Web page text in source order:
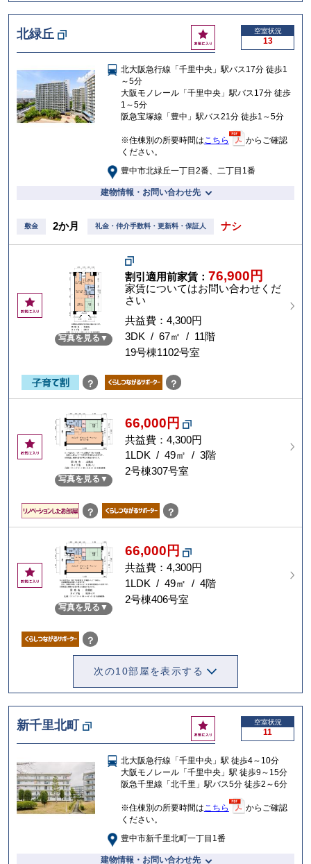
北緑丘
お
気
入
空室状況
13
北大阪急行線「千里中央」駅バス17分 徒歩1
～5分
大阪モノレール「千里中央」駅バス17分 徒歩
1～5分
阪急宝塚線「豊中」駅バス21分 徒歩1～5分
※住棟別の所要時間は こちら
からご確認
ください。
豊中市北緑丘一丁目2番、二丁目1番
建物情報・お問い合わせ先
敷金 2か月 礼金・仲介手数料・更新料・保証人 ナシ
お
気
写真を見る
割引適用前家賃：76,900円
家賃についてはお問い合わせくだ
さい
共益費：4,300円
3DK / 67㎡ / 11階
19号棟1102号室
？ ？
お
気
写真を見る
66,000円
共益費：4,300円
1LDK / 49㎡ / 3階
2号棟307号室
？ ？
お
気
写真を見る
66,000円
共益費：4,300円
1LDK / 49㎡ / 4階
2号棟406号室
？
次の10部屋を表示する
新千里北町
お
気
入
り
空室状況
11
北大阪急行線「千里中央」駅 徒歩4～10分
大阪モノレール「千里中央」駅 徒歩9～15分
阪急千里線「北千里」駅バス5分 徒歩2～6分
※住棟別の所要時間はこちら
からご確認
ください。
豊中市新千里北町一丁目1番
建物情報・お問い合わせ先